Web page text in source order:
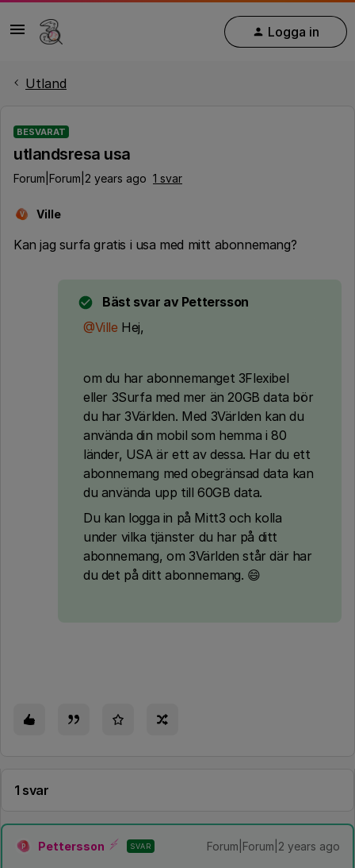
Logga in
Utland
BESVARAT
utlandsresa usa
Forum|Forum|2 years ago 1 svar
V Ville
Kan jag surfa gratis i usa med mitt abonnemang?
Bäst svar av Pettersson
@Ville Hej,
om du har abonnemanget 3Flexibel
eller 3Surfa med mer än 20GB data bör
du har 3Världen. Med 3Världen kan du
använda din mobil som hemma i 80
länder, USA är ett av dessa. Har du ett
abonnemang med obegränsad data kan
du använda upp till 60GB data.
Du kan logga in på Mitt3 och kolla
under vilka tjänster du har på ditt
abonnemang, om 3Världen står där har
du det på ditt abonnemang. 😄
1 svar
P Pettersson SVAR Forum|Forum|2 years ago